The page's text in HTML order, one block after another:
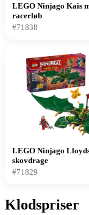
LEGO Ninjago Kais
racerløb
#71838
LEGO Ninjago
skovdrage
#71829
Klodspriser